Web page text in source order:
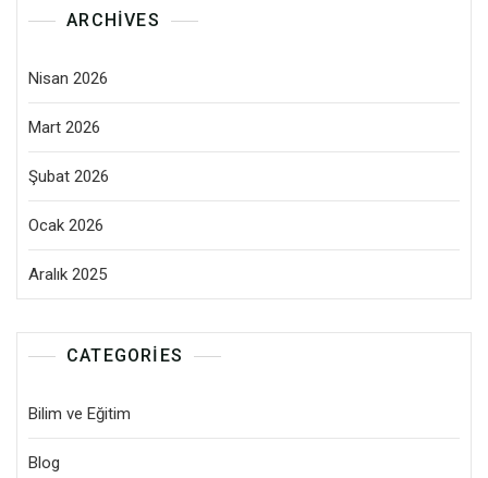
ARCHIVES
Nisan 2026
Mart 2026
Şubat 2026
Ocak 2026
Aralık 2025
CATEGORIES
Bilim ve Eğitim
Blog